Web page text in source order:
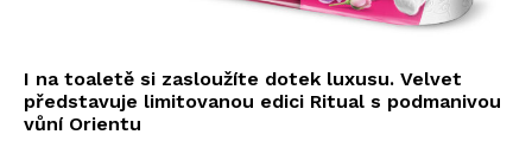
I na toaletě si zasloužíte dotek luxusu. Velvet
představuje limitovanou edici Ritual s podmanivou
vůní Orientu